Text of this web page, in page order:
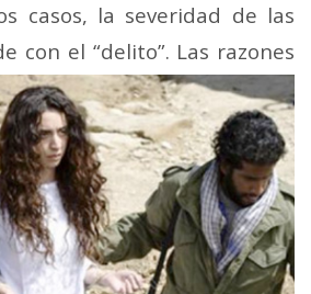
casos, la severidad de las
con el “delito”. Las razones